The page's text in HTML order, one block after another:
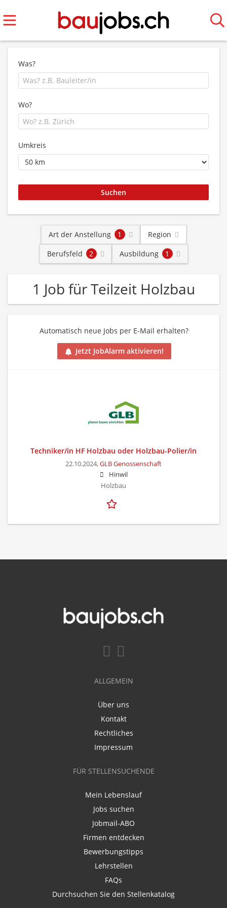
Was?
Wo?
Umkreis
Art der Anstellung 1
Region
Berufsfeld
2 Ausbildung 1
1 Job für Teilzeit Holzbau
Automatisch neue Jobs per E-Mail erhalten?
Jetzt JobAlarm aktivieren!
Techniker/in HF Holzbau oder Holzbau-Polier/in
22.10.2024,GLB Genossenschaft
Hinwil
Holzbau
ALLGEMEIN
Über uns
Kontakt
Rechtliches
Impressum
FÜR STELLENSUCHENDE
Mein Lebenslauf
Jobs suchen
Jobmail-ABO
Firmen entdecken
Bewerbungstipps
Lehrstellen
FAQs
Durchsuchen Sie den Stellenkatalog